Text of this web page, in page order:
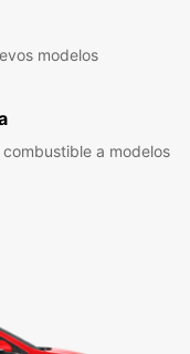
modelos
a modelos